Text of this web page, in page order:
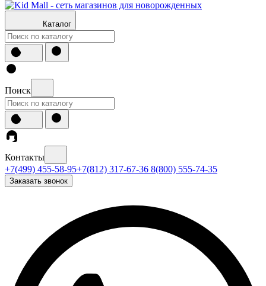
Каталог
Поиск
Контакты
+7(499) 455-58-95+7(812) 317-67-36 8(800) 555-74-35
Заказать звонок